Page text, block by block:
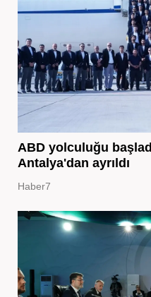
ABD yolculuğu
Antalya'dan ayrıldı
Haber7